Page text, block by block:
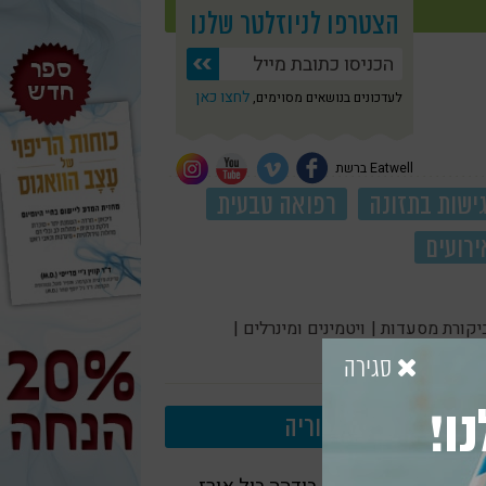
הצטרפו לניוזלטר שלנו
לעדכונים בנושאים מסוימים, לחצו כאן
Eatwell ברשת
גישות בתזונה
רפואה טבעית
מסעדות | ויטמינים ומינרלים |
עוד בקטגוריה
סגירה